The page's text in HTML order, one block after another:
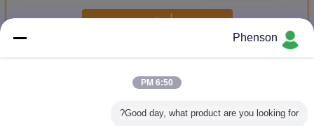
استمر
أكثريقود ضوء خطيّ
Phenson
6:50 PM
Good day, what product are you looking for?